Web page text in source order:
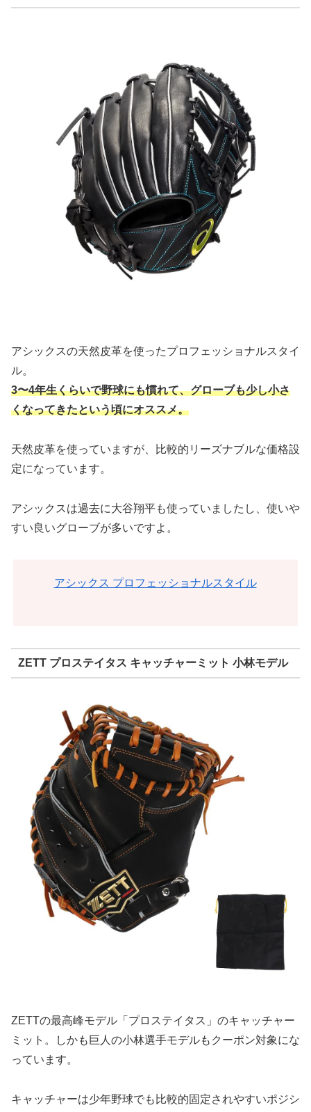
アシックスの天然皮革を使ったプロフェッショナルスタイ
ル。
3〜4年生くらいで野球にも慣れて、グローブも少し小さ
くなってきたという頃にオススメ。
天然皮革を使っていますが、比較的リーズナブルな価格設
定になっています。
アシックスは過去に大谷翔平も使っていましたし、使いや
すい良いグローブが多いですよ。
アシックス プロフェッショナルスタイル
ZETT プロステイタス キャッチャーミット 小林モデル
ZETTの最高峰モデル「プロステイタス」のキャッチャー
ミット。しかも巨人の小林選手モデルもクーポン対象にな
っています。
キャッチャーは少年野球でも比較的固定されやすいポジシ